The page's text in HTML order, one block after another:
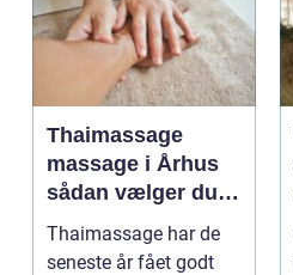
Thaimassage
massage i Århus
sådan vælger du
den rette
behandling
Thaimassage har de
seneste år fået godt